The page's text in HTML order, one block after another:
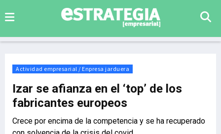
Actividad empresarial / Enpresa jarduera
Izar se afianza en el ‘top’ de los
fabricantes europeos
Crece por encima de la competencia y se ha recuperado